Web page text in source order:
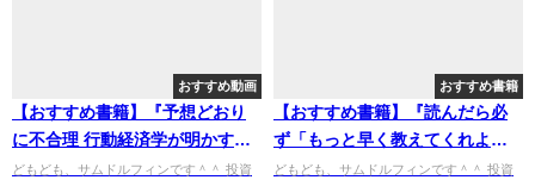
おすすめ動画
【おすすめ書籍】『予想どおり
に不合理 行動経済学が明かす
「あなたがそれを選ぶわけ」
どもども、サムドルフィンです＾＾ 投資
おすすめ書籍
【おすすめ書籍】『読んだら必
ず「もっと早く教えてくれよ」
と叫ぶお金の増やし方（山崎 俊
どもども、サムドルフィンです＾＾ 投資